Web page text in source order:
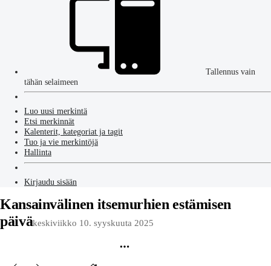
Tallennus vain
tähän selaimeen
Luo uusi merkintä
Etsi merkinnät
Kalenterit, kategoriat ja tagit
Tuo ja vie merkintöjä
Hallinta
Kirjaudu sisään
Kansainvälinen itsemurhien estämisen
päiväkeskiviikko 10. syyskuuta 2025